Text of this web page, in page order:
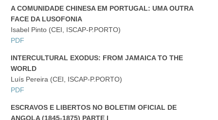
A COMUNIDADE CHINESA EM PORTUGAL: UMA OUTRA
FACE DA LUSOFONIA
Isabel Pinto (CEI, ISCAP-P.PORTO)
PDF
INTERCULTURAL EXODUS: FROM JAMAICA TO THE
WORLD
Luís Pereira (CEI, ISCAP-P.PORTO)
PDF
ESCRAVOS E LIBERTOS NO BOLETIM OFICIAL DE
ANGOLA (1845-1875) PARTE I